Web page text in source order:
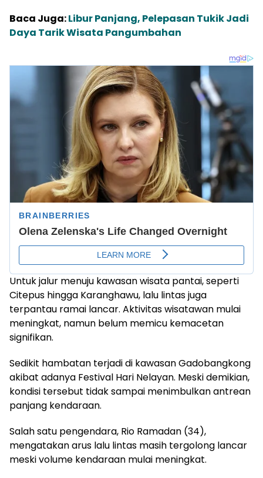
Baca Juga:Libur Panjang, Pelepasan Tukik Jadi
Daya Tarik Wisata Pangumbahan
Untuk jalur menuju kawasan wisata pantai, seperti
Citepus hingga Karanghawu, lalu lintas juga
terpantau ramai lancar. Aktivitas wisatawan mulai
meningkat, namun belum memicu kemacetan
signifikan.
Sedikit hambatan terjadi di kawasan Gadobangkong
akibat adanya Festival Hari Nelayan. Meski demikian,
kondisi tersebut tidak sampai menimbulkan antrean
panjang kendaraan.
Salah satu pengendara, Rio Ramadan (34),
mengatakan arus lalu lintas masih tergolong lancar
meski volume kendaraan mulai meningkat.